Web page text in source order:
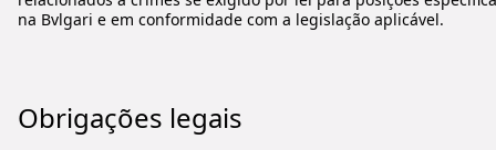
na Bvlgari e em conformidade com a legislação aplicável.
Obrigações legais